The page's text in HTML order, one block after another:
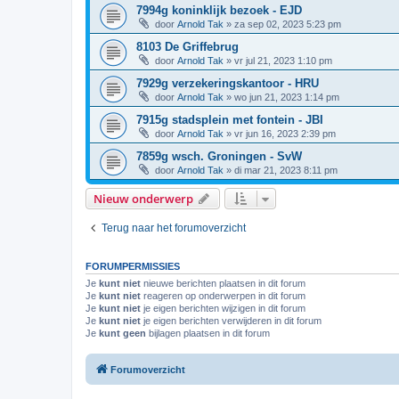
7994g koninklijk bezoek - EJD
door Arnold Tak » za sep 02, 2023 5:23 pm
8103 De Griffebrug
door Arnold Tak » vr jul 21, 2023 1:10 pm
7929g verzekeringskantoor - HRU
door Arnold Tak » wo jun 21, 2023 1:14 pm
7915g stadsplein met fontein - JBI
door Arnold Tak » vr jun 16, 2023 2:39 pm
7859g wsch. Groningen - SvW
door Arnold Tak » di mar 21, 2023 8:11 pm
Nieuw onderwerp
Terug naar het forumoverzicht
FORUMPERMISSIES
Je kunt niet nieuwe berichten plaatsen in dit forum
Je kunt niet reageren op onderwerpen in dit forum
Je kunt niet je eigen berichten wijzigen in dit forum
Je kunt niet je eigen berichten verwijderen in dit forum
Je kunt geen bijlagen plaatsen in dit forum
Forumoverzicht